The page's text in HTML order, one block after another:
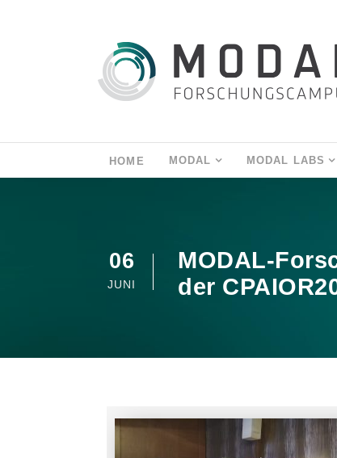
HOME MODAL MODAL LABS
06
JUNI
MODAL-
der